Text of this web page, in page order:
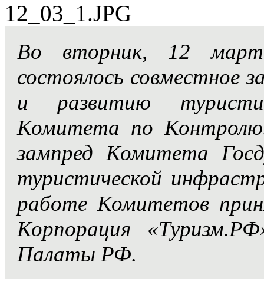
Во вторник, 12
состоялось совместное
и развитию
Комитета по
зампред Комитета
туристической
работе Комитетов
Корпорация
Палаты РФ.